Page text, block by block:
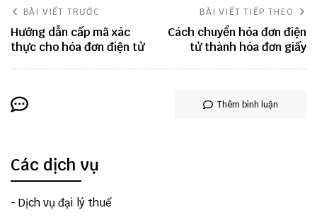
BÀI VIẾT TRƯỚC
Hướng dẫn cấp mã xác
thực cho hóa đơn điện tử
BÀI VIẾT TIẾP THEO
Cách chuyển hóa đơn điện
tử thành hóa đơn giấy
Thêm bình luận
Các dịch vụ
- Dịch vụ đại lý thuế